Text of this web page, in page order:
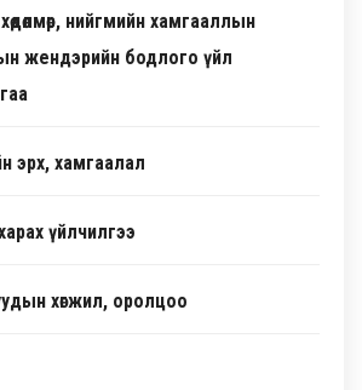
нийгмийн хамгааллын
жендэрийн бодлого үйл
эрх, хамгаалал
үйлчилгээ
хөгжил, оролцоо